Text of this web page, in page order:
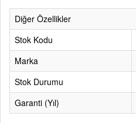
Diğer Özellikler
Stok Kodu
Marka
Stok Durumu
Garanti (Yıl)